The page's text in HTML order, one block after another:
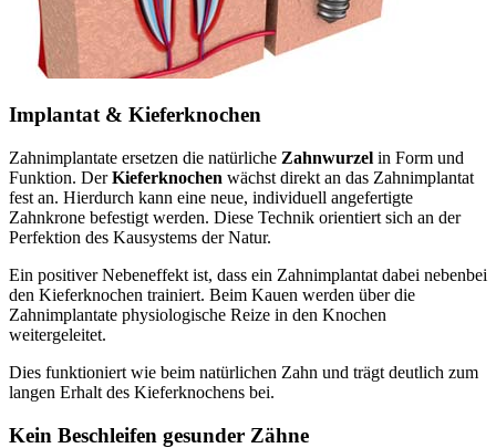
Implantat & Kieferknochen
Zahnimplantate ersetzen die natürliche Zahnwurzel in Form und
Funktion. DerKieferknochen wächst direkt an das Zahnimplantat
fest an. Hierdurch kann eine neue, individuell angefertigte
Zahnkrone befestigt werden. Diese Technik orientiert sich an der
Perfektion des Kausystems der Natur.
Ein positiver Nebeneffekt ist, dass ein Zahnimplantat dabei nebenbei
den Kieferknochen trainiert. Beim Kauen werden über die
Zahnimplantate physiologische Reize in den Knochen
weitergeleitet.
Dies funktioniert wie beim natürlichen Zahn und trägt deutlich zum
langen Erhalt des Kieferknochens bei.
Kein Beschleifen gesunder Zähne